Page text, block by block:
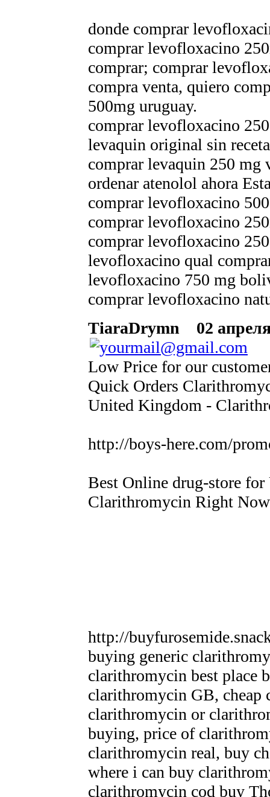
donde comprar
comprar levofloxacino
comprar; comprar
compra venta, quiero
500mg uruguay.
comprar levofloxacino
levaquin original sin receta
comprar levaquin 250 mg
ordenar atenolol ahora
comprar levofloxacino
comprar levofloxacino
comprar levofloxacino
levofloxacino qual
levofloxacino 750 mg
comprar levofloxacino
TiaraDrymn
02
Low Price for our
Quick Orders
United Kingdom -
http://boys-here.com/
Best Online drug-store
Clarithromycin Right
http://
buying generic
clarithromycin best place
clarithromycin GB, cheap
clarithromycin or
buying, price of
clarithromycin real, buy
where i can buy
clarithromycin cod buy